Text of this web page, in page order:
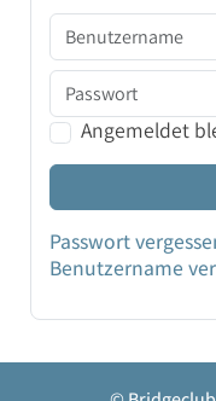
Benutzername
Passwort
Angemeldet
Passwort
Benutzername